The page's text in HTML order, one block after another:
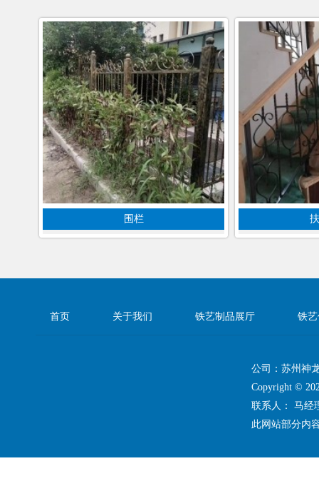
围栏
首页 关于我们 铁艺制品展厅 铁
公司：苏州神
Copyright ©
联系人： 马
此网站部分内